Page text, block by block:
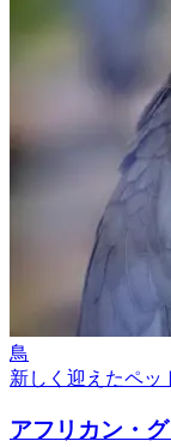
鳥
新しく迎えたペッ
アフリカン・